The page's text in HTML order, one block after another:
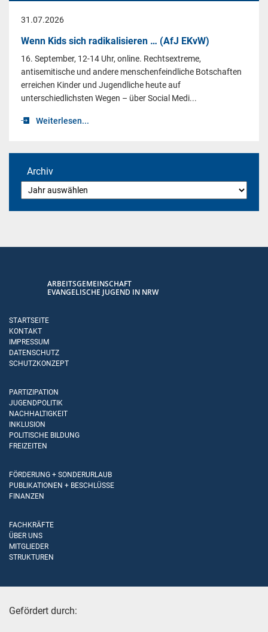
31.07.2026
Wenn Kids sich radikalisieren … (AfJ EKvW)
16. September, 12-14 Uhr, online. Rechtsextreme,
antisemitische und andere menschenfeindliche Botschaften
erreichen Kinder und Jugendliche heute auf
unterschiedlichsten Wegen – über Social Medi...
Weiterlesen...
Archiv
ARBEITSGEMEINSCHAFT
EVANGELISCHE JUGEND IN NRW
STARTSEITE
KONTAKT
IMPRESSUM
DATENSCHUTZ
SCHUTZKONZEPT
PARTIZIPATION
JUGENDPOLITIK
NACHHALTIGKEIT
INKLUSION
POLITISCHE BILDUNG
FREIZEITEN
FÖRDERUNG + SONDERURLAUB
PUBLIKATIONEN + BESCHLÜSSE
FINANZEN
FACHKRÄFTE
ÜBER UNS
MITGLIEDER
STRUKTUREN
Gefördert durch: